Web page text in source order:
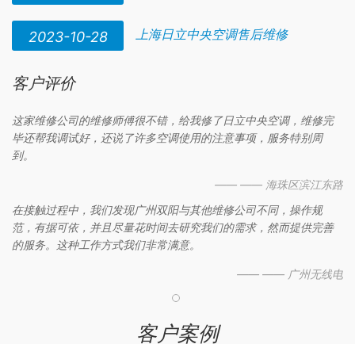
2023-10-28 上海日立中央空调售后维修
客户评价
这家维修公司的维修师傅很不错，给我修了日立中央空调，维修完
毕还帮我调试好，还说了许多空调使用的注意事项，服务特别周
到。
—— —— 海珠区滨江东路
在接触过程中，我们发现广州双阳与其他维修公司不同，操作规
范，有据可依，并且尽量花时间去研究我们的需求，然而提供完善
的服务。这种工作方式我们非常满意。
—— —— 广州无线电
客户案例